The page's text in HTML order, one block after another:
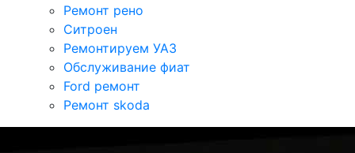
Ремонт рено
Ситроен
Ремонтируем УАЗ
Обслуживание фиат
Ford ремонт
Ремонт skoda